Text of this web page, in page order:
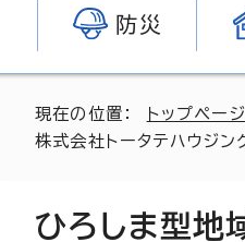
防災
現在の位置： トップページ
株式会社トータテハウジ
ひろしま型地